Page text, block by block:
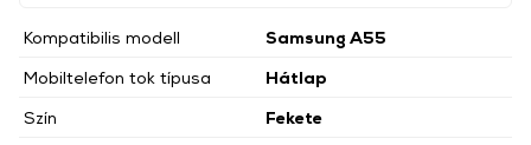
Kompatibilis modell
Samsung A55
Mobiltelefon tok típusa
Hátlap
Szín
Fekete